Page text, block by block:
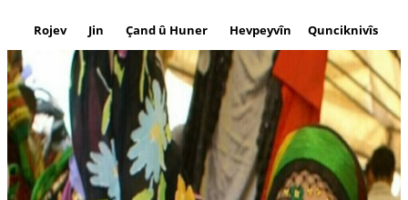
Rojev Jin Çand û Huner Hevpeyvîn Qunciknivîs